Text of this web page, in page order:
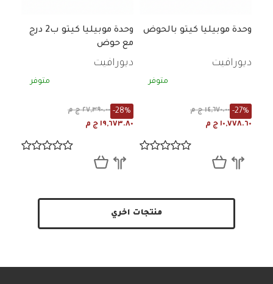
وحدة موبيليا كيتو بالحوض
ديورافيت
متوفر
١٤,٦٧٠.٠٠ ج م -27%
١٠,٧٧٨.٦٠ ج م
وحدة موبيليا كيتو ب2 درج
مع حوض
ديورافيت
متوفر
٢٧,٣٩٠.٠٠ ج م -28%
١٩,٦٧٣.٨٠ ج م
منتجات اخري